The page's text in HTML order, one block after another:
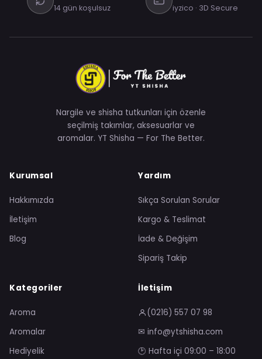
14 gün koşulsuz iyzico · 3D Secure
Nargile ve shisha tutkunları için özenle
seçilmiş takımlar, aksesuarlar ve
aromalar. YT Shisha — For The Better.
Kurumsal
Hakkımızda
İletişim
Blog
Yardım
Sıkça Sorulan Sorular
Kargo & Teslimat
İade & Değişim
Sipariş Takip
Kategoriler
Aroma
Aromalar
Hediyelik
İletişim
(0216) 557 07 98
✉ info@ytshisha.com
🕑 Hafta içi 09:00 – 18:00